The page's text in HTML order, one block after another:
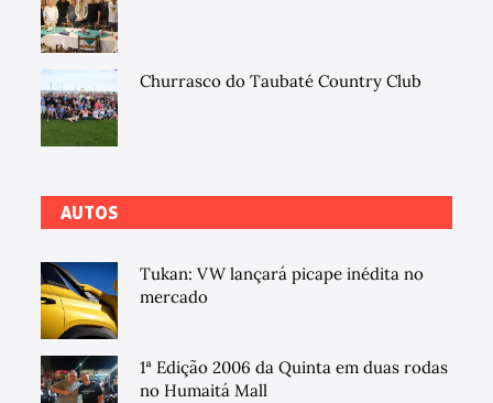
Churrasco do Taubaté Country Club
AUTOS
Tukan: VW lançará picape inédita no
mercado
1ª Edição 2006 da Quinta em duas rodas
no Humaitá Mall